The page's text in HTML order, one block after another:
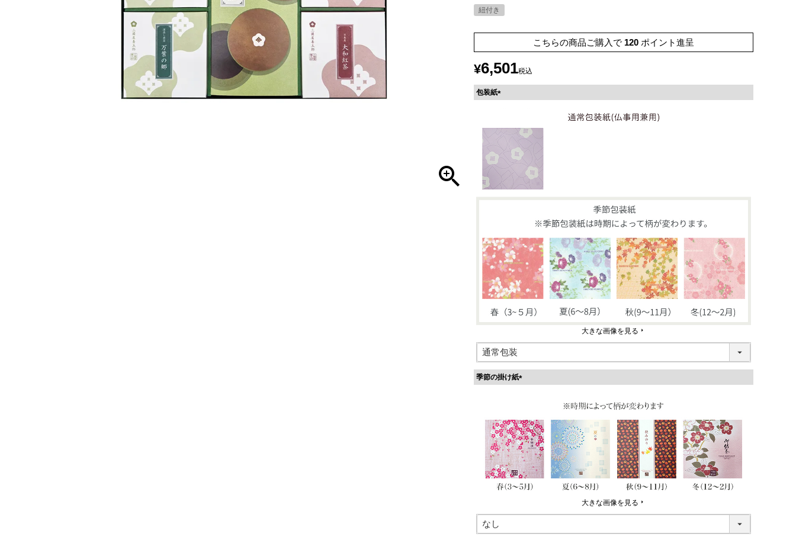
紐付き
こちらの商品ご購入で 120 ポイント進呈
¥6,501税込
包装紙
須
大きな画像を見る
季節の掛け紙
)
大きな画像を見る